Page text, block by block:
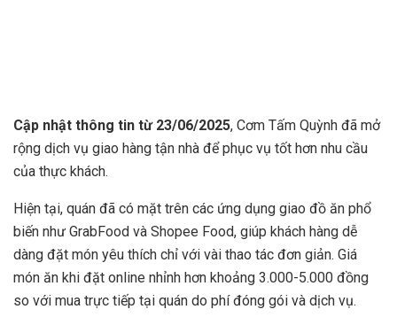
Cập nhật thông tin từ 23/06/2025, Cơm Tấm Quỳnh đã mở
rộng dịch vụ giao hàng tận nhà để phục vụ tốt hơn nhu cầu
của thực khách.
Hiện tại, quán đã có mặt trên các ứng dụng giao đồ ăn phổ
biến như GrabFood và Shopee Food, giúp khách hàng dễ
dàng đặt món yêu thích chỉ với vài thao tác đơn giản. Giá
món ăn khi đặt online nhỉnh hơn khoảng 3.000-5.000 đồng
so với mua trực tiếp tại quán do phí đóng gói và dịch vụ.